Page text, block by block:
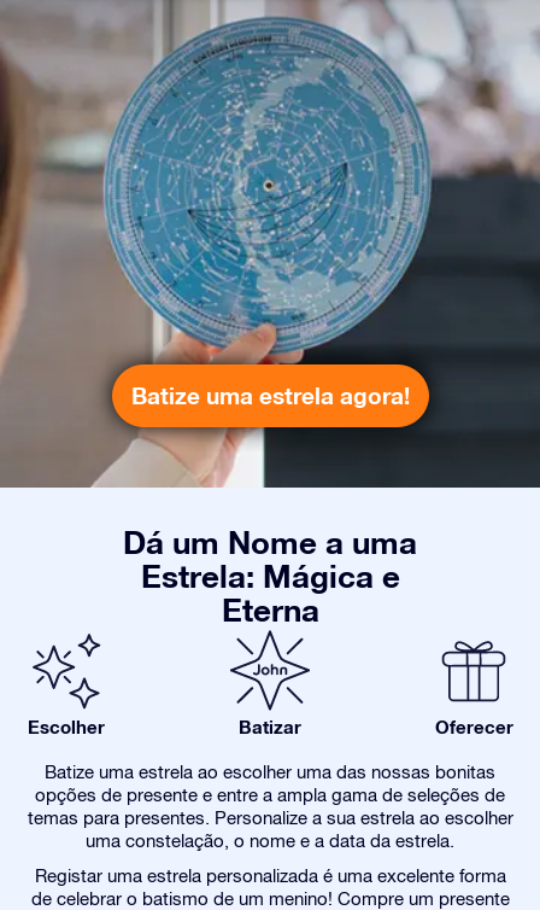
Batize uma estrela agora!
Dá um Nome a uma
Estrela: Mágica e
Eterna
Escolher Batizar Oferecer
Batize uma estrela ao escolher uma das nossas bonitas
opções de presente e entre a ampla gama de seleções de
temas para presentes. Personalize a sua estrela ao escolher
uma constelação, o nome e a data da estrela.
Registar uma estrela personalizada é uma excelente forma
de celebrar o batismo de um menino! Compre um presente